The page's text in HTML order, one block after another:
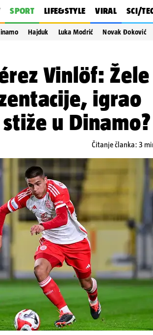
SPORT LIFE&STYLE VIRAL SCI/
Hajduk Luka Modrić Novak Đoković
Vinlöf: Žele
igrao
u Dinamo?
Čitanje članka: 3